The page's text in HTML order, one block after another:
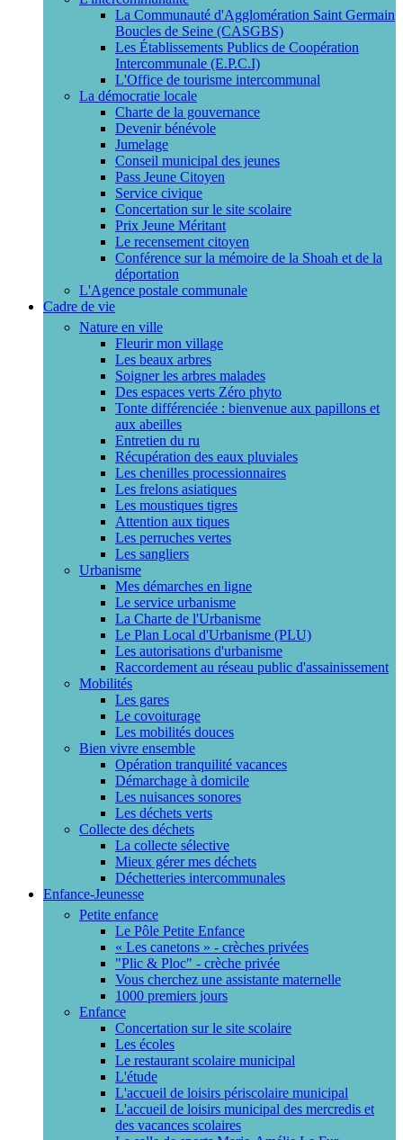
La Communauté d'Agglomération Saint Germain
Boucles de Seine (CASGBS)
Les Établissements Publics de Coopération
Intercommunale (E.P.C.I)
L'Office de tourisme intercommunal
La démocratie locale
Charte de la gouvernance
Devenir bénévole
Jumelage
Conseil municipal des jeunes
Pass Jeune Citoyen
Service civique
Concertation sur le site scolaire
Prix Jeune Méritant
Le recensement citoyen
Conférence sur la mémoire de la Shoah et de la
déportation
L'Agence postale communale
Cadre de vie
Nature en ville
Fleurir mon village
Les beaux arbres
Soigner les arbres malades
Des espaces verts Zéro phyto
Tonte différenciée : bienvenue aux papillons et
aux abeilles
Entretien du ru
Récupération des eaux pluviales
Les chenilles processionnaires
Les frelons asiatiques
Les moustiques tigres
Attention aux tiques
Les perruches vertes
Les sangliers
Urbanisme
Mes démarches en ligne
Le service urbanisme
La Charte de l'Urbanisme
Le Plan Local d'Urbanisme (PLU)
Les autorisations d'urbanisme
Raccordement au réseau public d'assainissement
Mobilités
Les gares
Le covoiturage
Les mobilités douces
Bien vivre ensemble
Opération tranquilité vacances
Démarchage à domicile
Les nuisances sonores
Les déchets verts
Collecte des déchets
La collecte sélective
Mieux gérer mes déchets
Déchetteries intercommunales
Enfance-Jeunesse
Petite enfance
Le Pôle Petite Enfance
« Les canetons » - crèches privées
"Plic & Ploc" - crèche privée
Vous cherchez une assistante maternelle
1000 premiers jours
Enfance
Concertation sur le site scolaire
Les écoles
Le restaurant scolaire municipal
L'étude
L'accueil de loisirs périscolaire municipal
L'accueil de loisirs municipal des mercredis et
des vacances scolaires